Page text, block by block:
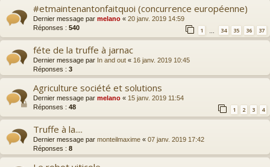
#etmaintenantonfaitquoi (concurrence européenne)
Dernier message par melano « 20 janv. 2019 14:59
Réponses : 540 1 … 34 35 36 37
féte de la truffe à jarnac
Dernier message par In and out « 16 janv. 2019 10:45
Réponses : 3
Agriculture société et solutions
Dernier message par melano « 15 janv. 2019 11:54
Réponses : 48 1 2 3 4
Truffe à la....
Dernier message par monteilmaxime « 07 janv. 2019 17:42
Réponses : 8